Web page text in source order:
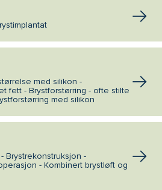
med silikon -
fett - Brystforstørring - ofte stilte
med silikon
Brystrekonstruksjon -
- Kombinert brystløft og